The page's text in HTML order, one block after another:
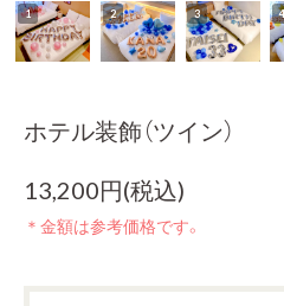
ホテル装飾（ツイン）
13,200円(税込)
＊金額は参考価格です。